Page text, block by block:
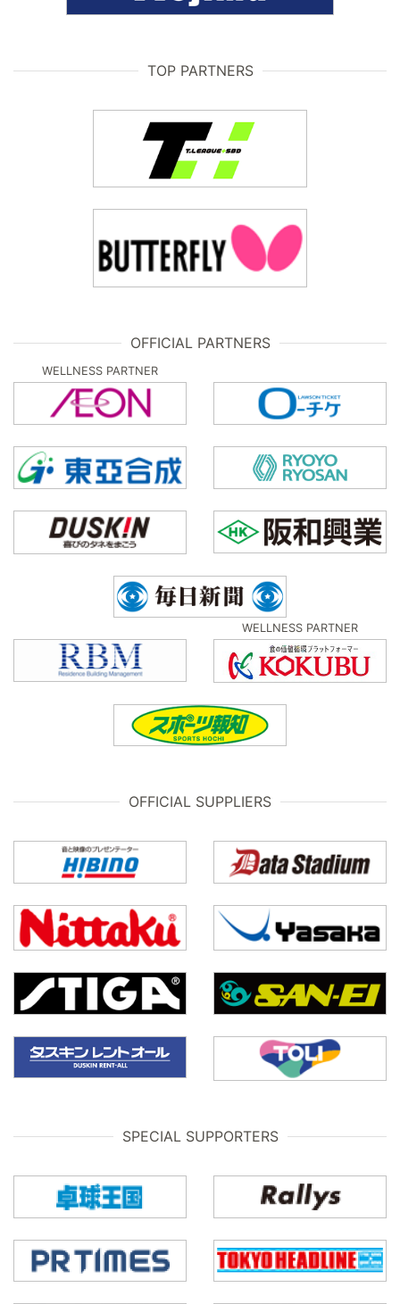
TOP PARTNERS
OFFICIAL PARTNERS
WELLNESS PARTNER
WELLNESS PARTNER
OFFICIAL SUPPLIERS
SPECIAL SUPPORTERS